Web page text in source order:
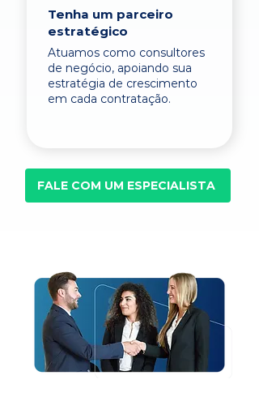
Tenha um parceiro
estratégico
Atuamos como consultores
de negócio, apoiando sua
estratégia de crescimento
em cada contratação.
FALE COM UM ESPECIALISTA